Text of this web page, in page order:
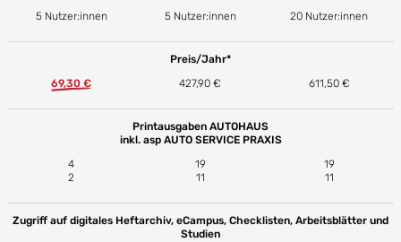
5 Nutzer:innen
5 Nutzer:innen 20 Nutzer:innen
Preis/Jahr*
69,30 €
427,90 € 611,50 €
Printausgaben AUTOHAUS
inkl. asp AUTO SERVICE PRAXIS
4
2
19
11
19
11
Zugriff auf digitales Heftarchiv, eCampus, Checklisten, Arbeitsblätter und
Studien